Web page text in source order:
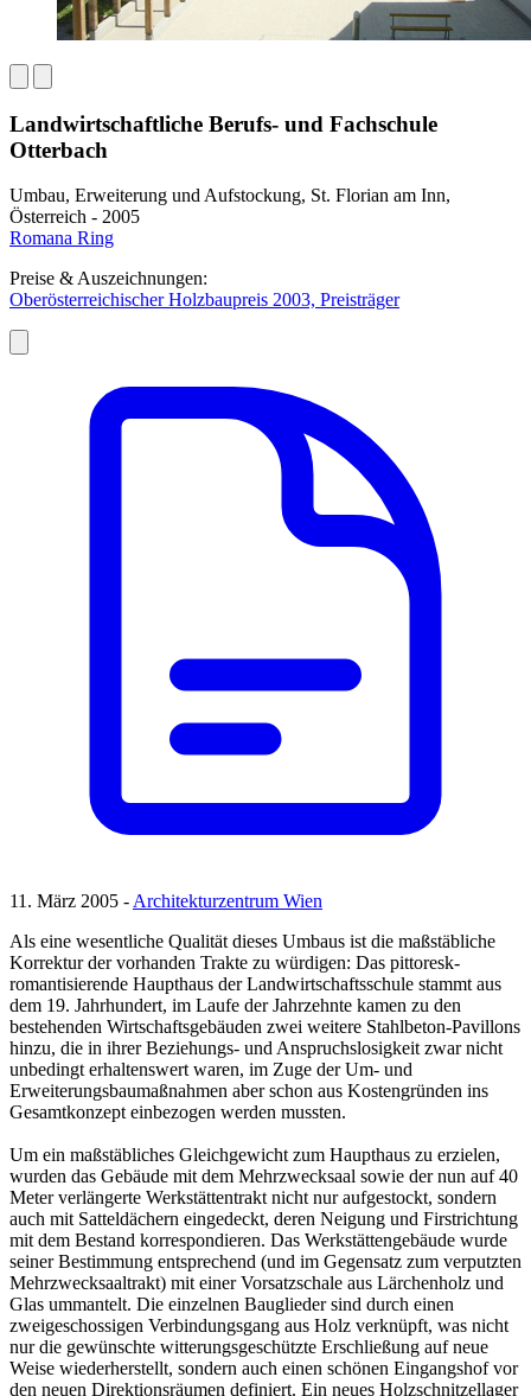
Landwirtschaftliche Berufs- und Fachschule
Otterbach
Umbau, Erweiterung und Aufstockung, St. Florian am Inn,
Österreich - 2005
Romana Ring
Preise & Auszeichnungen:
Oberösterreichischer Holzbaupreis 2003, Preisträger
11. März 2005 -Architekturzentrum Wien
Als eine wesentliche Qualität dieses Umbaus ist die maßstäbliche
Korrektur der vorhanden Trakte zu würdigen: Das pittoresk-
romantisierende Haupthaus der Landwirtschaftsschule stammt aus
dem 19. Jahrhundert, im Laufe der Jahrzehnte kamen zu den
bestehenden Wirtschaftsgebäuden zwei weitere Stahlbeton-Pavillons
hinzu, die in ihrer Beziehungs- und Anspruchslosigkeit zwar nicht
unbedingt erhaltenswert waren, im Zuge der Um- und
Erweiterungsbaumaßnahmen aber schon aus Kostengründen ins
Gesamtkonzept einbezogen werden mussten.
Um ein maßstäbliches Gleichgewicht zum Haupthaus zu erzielen,
wurden das Gebäude mit dem Mehrzwecksaal sowie der nun auf 40
Meter verlängerte Werkstättentrakt nicht nur aufgestockt, sondern
auch mit Satteldächern eingedeckt, deren Neigung und Firstrichtung
mit dem Bestand korrespondieren. Das Werkstättengebäude wurde
seiner Bestimmung entsprechend (und im Gegensatz zum verputzten
Mehrzwecksaaltrakt) mit einer Vorsatzschale aus Lärchenholz und
Glas ummantelt. Die einzelnen Bauglieder sind durch einen
zweigeschossigen Verbindungsgang aus Holz verknüpft, was nicht
nur die gewünschte witterungsgeschützte Erschließung auf neue
Weise wiederherstellt, sondern auch einen schönen Eingangshof vor
den neuen Direktionsräumen definiert. Ein neues Holzschnitzellager